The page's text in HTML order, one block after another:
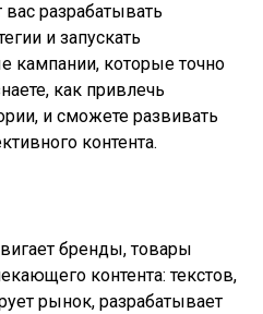
разрабатывать
и запускать
кампании, которые точно
как привлечь
и сможете развивать
контента.
бренды, товары
контента: текстов,
рынок, разрабатывает